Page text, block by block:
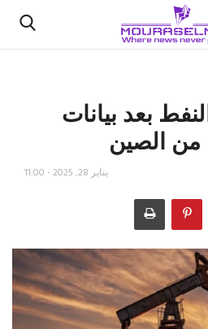
بعد بيانات
من الصين
يناير 28, 2025 - 11:00